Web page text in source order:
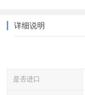
详细说明
是否进口